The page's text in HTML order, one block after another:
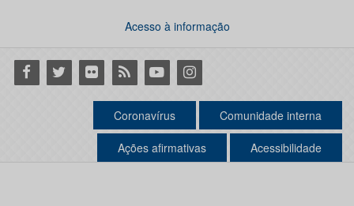
Acesso à informação
Facebook
Twitter Flickr RSS YoutubeInstagram
Coronavírus Comunidade interna
Ações afirmativas Acessibilidade